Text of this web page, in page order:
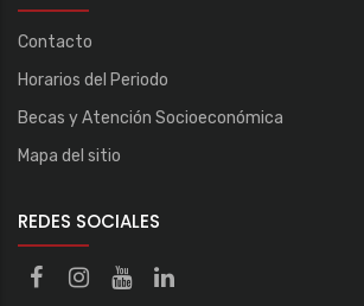
Contacto
Horarios del Periodo
Becas y Atención Socioeconómica
Mapa del sitio
REDES SOCIALES